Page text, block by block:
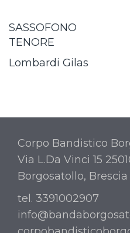
SASSOFONO
TENORE
Lombardi Gilas
Corpo Bandistico
Via L.Da Vinci 15
Borgosatollo, Brescia
tel. 3391002907